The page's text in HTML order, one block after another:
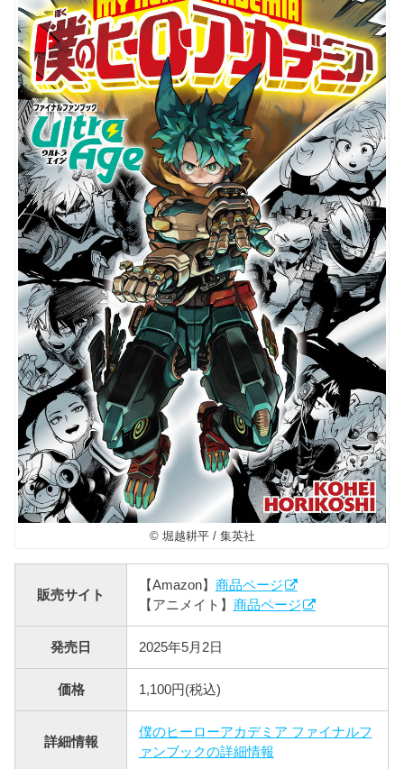
© 堀越耕平 / 集英社
販売サイト
【Amazon】 商品ページ
【アニメイト】 商品ページ
発売日 2025年5月2日
価格 1,100円(税込)
詳細情報
僕のヒーローアカデミア ファイナルフ
ァンブックの詳細情報